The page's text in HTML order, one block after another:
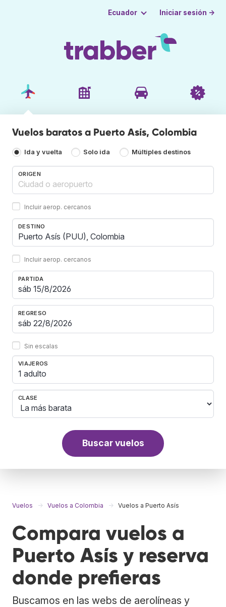
Ecuador Iniciar sesión →
Vuelos baratos a Puerto Asís, Colombia
Ida y vuelta Solo ida Múltiples destinos
ORIGEN
Incluir aerop. cercanos
DESTINO
Incluir aerop. cercanos
PARTIDA
REGRESO
Sin escalas
VIAJEROS
1 adulto
CLASE
Buscar vuelos
Vuelos Vuelos a Colombia Vuelos a Puerto Asís
Compara vuelos a
Puerto Asís y reserva
donde prefieras
Buscamos en las webs de aerolíneas y